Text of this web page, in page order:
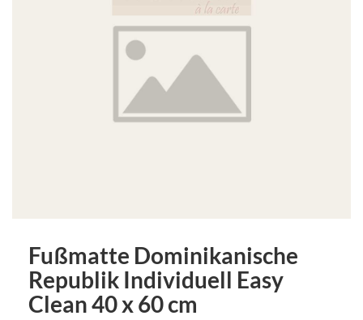
Fußmatte Dominikanische
Republik Individuell Easy
Clean 40 x 60 cm